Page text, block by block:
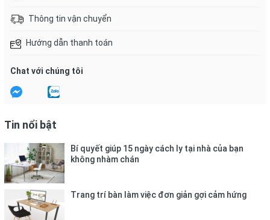
Thông tin vận chuyển
Hướng dẫn thanh toán
Chat với chúng tôi
Tin nổi bật
Bí quyết giúp 15 ngày cách ly tại nhà của bạn
không nhàm chán
Trang trí bàn làm việc đơn giản gợi cảm hứng